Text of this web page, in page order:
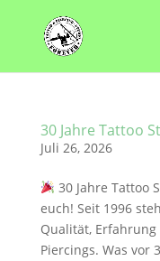
30 Jahre Tattoo
Juli 26, 2026
30 Jahre Tattoo
euch! Seit 1996
Qualität,
Piercings. Was vor